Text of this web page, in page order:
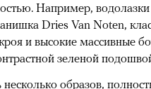
Например,
Dries Van Noten,
и высокие массивные
зеленой
образов,